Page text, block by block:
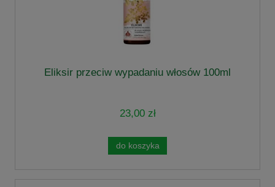
Eliksir przeciw wypadaniu włosów 100ml
23,00 zł
do koszyka